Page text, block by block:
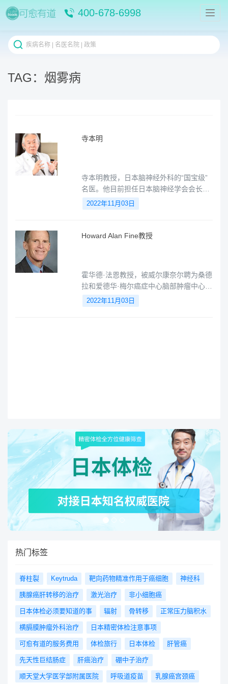
400-678-6998
TAG：烟雾病
寺本明
寺本明教授，日本脑神经外科的“国宝级”
名医。他目前担任日本脑神经学会会长、
国际神经外科学会副会长、东京劳灾医院
院长。精通脑肿瘤，脑垂体瘤。
2022年11月03日
Howard Alan Fine教授
霍华德·法恩教授，被威尔康奈尔聘为桑德
拉和爱德华·梅尔癌症中心脑部肿瘤中心的
创始人，同时担任威尔康奈尔脑瘤转化研
究中心的副主任和神经内科肿瘤科主任。
2022年11月03日
热门标签
脊柱裂 Keytruda 靶向药物精准作用于癌细胞 神经科
胰腺癌肝转移的治疗 激光治疗 非小细胞癌
日本体检必须要知道的事 辐射 骨转移 正常压力脑积水
横膈膜肿瘤外科治疗 日本精密体检注意事项
可愈有道的服务费用 体检旅行 日本体检 肝管癌
先天性巨结肠症 肝癌治疗 硼中子治疗
顺天堂大学医学部附属医院 呼吸道疫苗 乳腺癌宫颈癌